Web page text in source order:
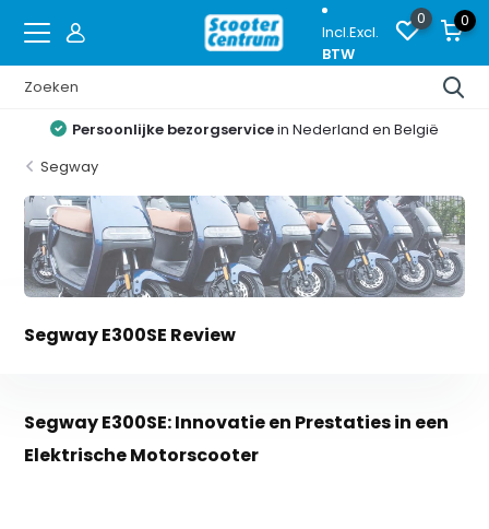
Incl.Excl.
BTW
0 0
Proefrijdenop de nieuwste modellen
Segway
Segway E300SE Review
Segway E300SE: Innovatie en Prestaties in een
Elektrische Motorscooter